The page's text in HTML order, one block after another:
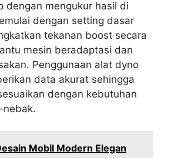
dengan mengukur hasil di
dengan setting dasar
tekanan boost secara
mesin beradaptasi dan
Penggunaan alat dyno
data akurat sehingga
dengan kebutuhan
nebak.
Mobil Modern Elegan